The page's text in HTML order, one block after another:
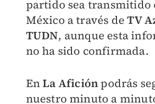
partido sea transmitido
México a través deTV
TUDN, aunque esta
no ha sido confirmada.
EnLa Afición podrás
nuestro minuto a